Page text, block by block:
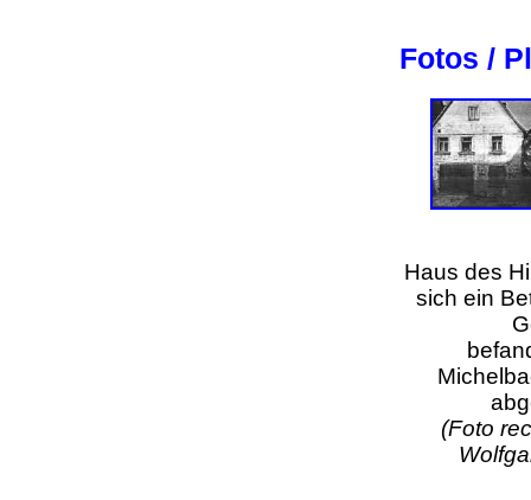
Fotos /
Haus des
sich ein
(Foto